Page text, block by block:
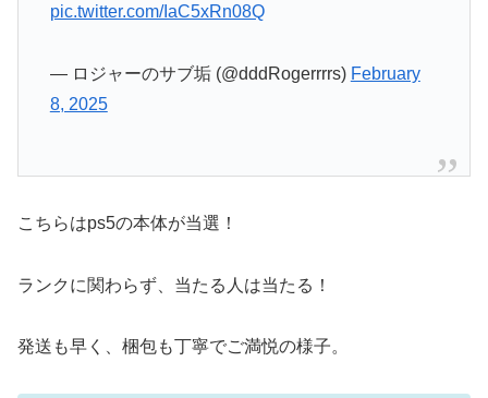
pic.twitter.com/IaC5xRn08Q
— ロジャーのサブ垢 (@dddRogerrrrs) February
8, 2025
こちらはps5の本体が当選！
ランクに関わらず、当たる人は当たる！
発送も早く、梱包も丁寧でご満悦の様子。